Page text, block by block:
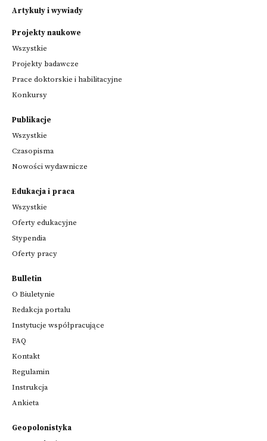
Artykuły i wywiady
Projekty naukowe
Wszystkie
Projekty badawcze
Prace doktorskie i habilitacyjne
Konkursy
Publikacje
Wszystkie
Czasopisma
Nowości wydawnicze
Edukacja i praca
Wszystkie
Oferty edukacyjne
Stypendia
Oferty pracy
Bulletin
O Biuletynie
Redakcja portalu
Instytucje współpracujące
FAQ
Kontakt
Regulamin
Instrukcja
Ankieta
Geopolonistyka